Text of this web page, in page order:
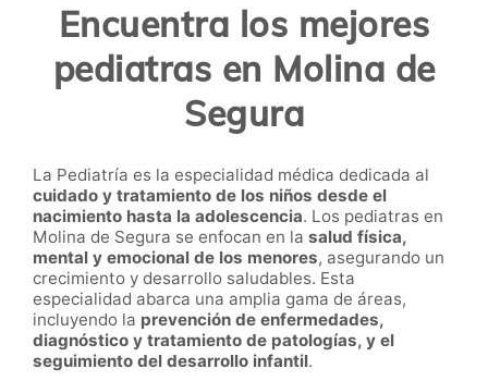
Encuentra los mejores
pediatras en Molina de
Segura
La Pediatría es la especialidad médica dedicada al
cuidado y tratamiento de los niños desde el
nacimiento hasta la adolescencia. Los pediatras en
Molina de Segura se enfocan en la salud física,
mental y emocional de los menores, asegurando un
crecimiento y desarrollo saludables. Esta
especialidad abarca una amplia gama de áreas,
incluyendo la prevención de enfermedades,
diagnóstico y tratamiento de patologías, y el
seguimiento del desarrollo infantil.